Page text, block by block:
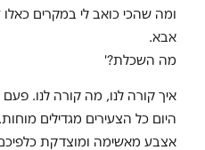
אבא.
מה השכלת?'
איך קורה לנו, מה קורה לנו. פעם
היום כל הצעירים מגדילים
אצבע מאשימה ומוצדקת כלפיכם,